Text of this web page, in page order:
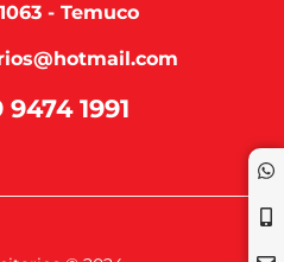
- Temuco
1991